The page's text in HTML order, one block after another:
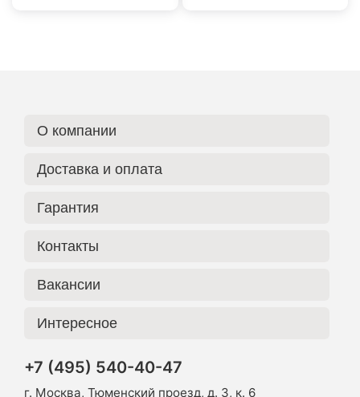
О компании
Доставка и оплата
Гарантия
Контакты
Вакансии
Интересное
+7 (495) 540-40-47
г. Москва, Тюменский проезд, д. 3, к. 6